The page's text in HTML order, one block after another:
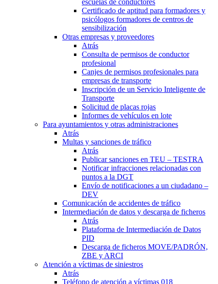
escuelas de conductores
Certificado de aptitud para formadores y
psicólogos formadores de centros de
sensibilización
Otras empresas y proveedores
Atrás
Consulta de permisos de conductor
profesional
Canjes de permisos profesionales para
empresas de transporte
Inscripción de un Servicio Inteligente de
Transporte
Solicitud de placas rojas
Informes de vehículos en lote
Para ayuntamientos y otras administraciones
Atrás
Multas y sanciones de tráfico
Atrás
Publicar sanciones en TEU – TESTRA
Notificar infracciones relacionadas con
puntos a la DGT
Envío de notificaciones a un ciudadano –
DEV
Comunicación de accidentes de tráfico
Intermediación de datos y descarga de ficheros
Atrás
Plataforma de Intermediación de Datos
PID
Descarga de ficheros MOVE/PADRÓN,
ZBE y ARCI
Atención a víctimas de siniestros
Atrás
Teléfono de atención a víctimas 018